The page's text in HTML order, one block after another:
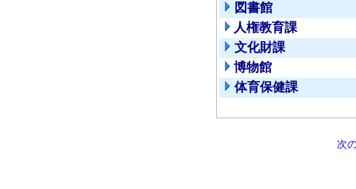
図書館
人権教育課
文化財課
博物館
体育保健課
次